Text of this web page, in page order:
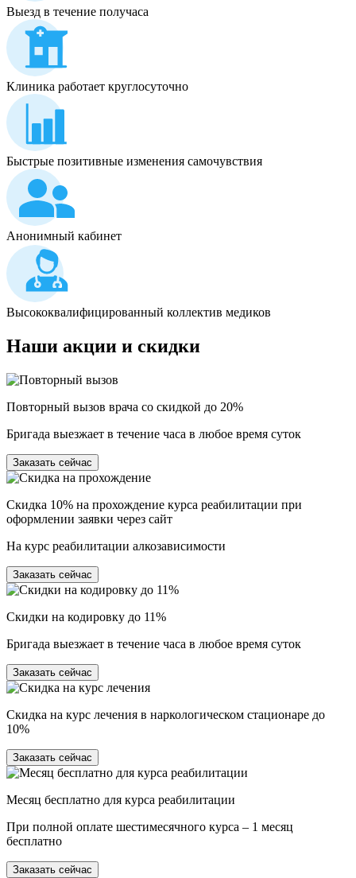
Выезд в течение получаса
Клиника работает круглосуточно
Быстрые позитивные изменения самочувствия
Анонимный кабинет
Высококвалифицированный коллектив медиков
Наши акции и скидки
Повторный вызов врача со скидкой до 20%
Бригада выезжает в течение часа в любое время суток
Заказать сейчас
Скидка 10% на прохождение курса реабилитации при
оформлении заявки через сайт
На курс реабилитации алкозависимости
Заказать сейчас
Скидки на кодировку до 11%
Бригада выезжает в течение часа в любое время суток
Заказать сейчас
Скидка на курс лечения в наркологическом стационаре до
10%
Заказать сейчас
Месяц бесплатно для курса реабилитации
При полной оплате шестимесячного курса – 1 месяц
бесплатно
Заказать сейчас